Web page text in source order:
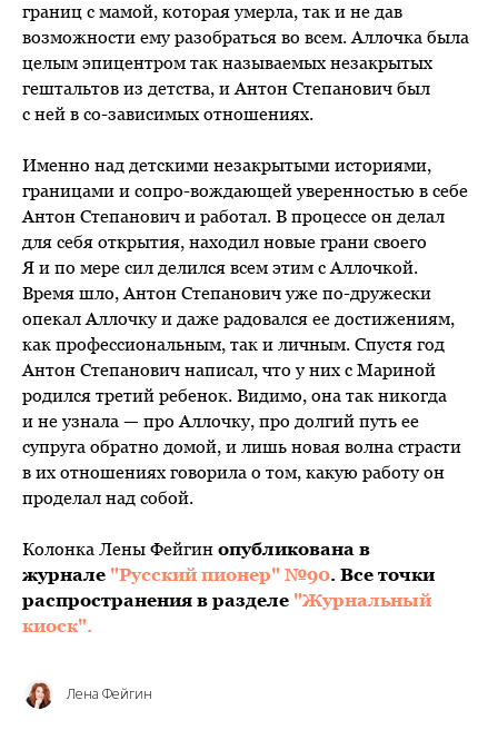
границ с мамой, которая умерла, так и не дав
возможности ему разобраться во всем. Аллочка была
целым эпицентром так называемых незакрытых
гештальтов из детства, и Антон Степанович был
с ней в со-зависимых отношениях.
Именно над детскими незакрытыми историями,
границами и сопро-вождающей уверенностью в себе
Антон Степанович и работал. В процессе он делал
для себя открытия, находил новые грани своего
Я и по мере сил делился всем этим с Аллочкой.
Время шло, Антон Степанович уже по-дружески
опекал Аллочку и даже радовался ее достижениям,
как профессиональным, так и личным. Спустя год
Антон Степанович написал, что у них с Мариной
родился третий ребенок. Видимо, она так никогда
и не узнала — про Аллочку, про долгий путь ее
супруга обратно домой, и лишь новая волна страсти
в их отношениях говорила о том, какую работу он
проделал над собой.
Колонка Лены Фейгин опубликована в
журнале "Русский пионер" №90. Все точки
распространения в разделе "Журнальный
киоск".
Лена Фейгин